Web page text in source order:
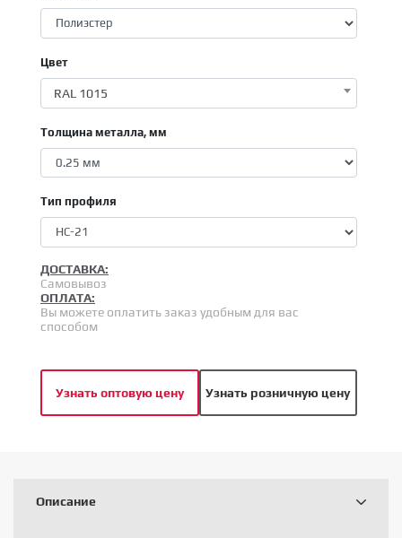
Цвет
RAL 1015
Толщина металла, мм
Тип профиля
ДОСТАВКА:
Самовывоз
ОПЛАТА:
Вы можете оплатить заказ удобным для вас
способом
Узнать оптовую цену Узнать розничную цену
Описание